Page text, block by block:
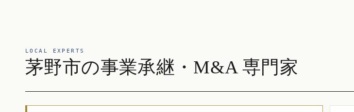
LOCAL EXPERTS
茅野市の事業承継・M&A 専門家